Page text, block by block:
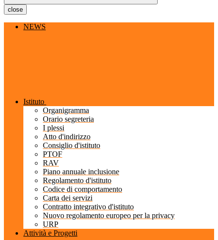
close
NEWS
Istituto
Organigramma
Orario segreteria
I plessi
Atto d'indirizzo
Consiglio d'istituto
PTOF
RAV
Piano annuale inclusione
Regolamento d'istituto
Codice di comportamento
Carta dei servizi
Contratto integrativo d'istituto
Nuovo regolamento europeo per la privacy
URP
Attività e Progetti